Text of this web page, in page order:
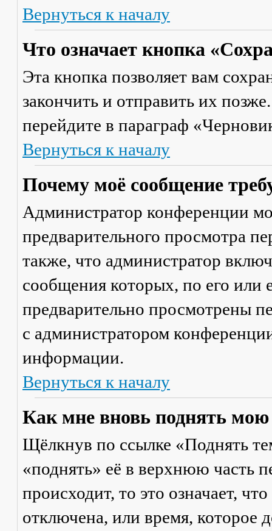
Вернуться к началу
Что означает кнопка
Эта кнопка позволяет вам
закончить и отправить их
перейдите в параграф
Вернуться к началу
Почему моё сообщение
Администратор конференции
предварительного просмотра
также, что администратор
сообщения которых, по его
предварительно просмотрены
с администратором
информации.
Вернуться к началу
Как мне вновь поднять мою
Щёлкнув по ссылке «Поднять
«поднять» её в верхнюю часть
происходит, то это означает,
отключена, или время, которое